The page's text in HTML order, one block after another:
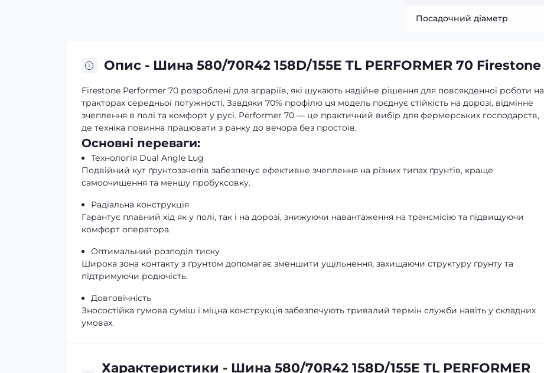
Посадочний діаметр
Опис - Шина 580/70R42 158D/155E TL PERFORMER 70 Firestone
Firestone Performer 70 розроблені для аграріїв, які шукають надійне рішення для повсякденної роботи на
тракторах середньої потужності. Завдяки 70% профілю ця модель поєднує стійкість на дорозі, відмінне
зчеплення в полі та комфорт у русі. Performer 70 — це практичний вибір для фермерських господарств,
де техніка повинна працювати з ранку до вечора без простоїв.
Основні переваги:
Технологія Dual Angle Lug
Подвійний кут ґрунтозачепів забезпечує ефективне зчеплення на різних типах ґрунтів, краще
самоочищення та меншу пробуксовку.
Радіальна конструкція
Гарантує плавний хід як у полі, так і на дорозі, знижуючи навантаження на трансмісію та підвищуючи
комфорт оператора.
Оптимальний розподіл тиску
Широка зона контакту з ґрунтом допомагає зменшити ущільнення, захищаючи структуру ґрунту та
підтримуючи родючість.
Довговічність
Зносостійка гумова суміш і міцна конструкція забезпечують тривалий термін служби навіть у складних
умовах.
Характеристики - Шина 580/70R42 158D/155E TL PERFORMER